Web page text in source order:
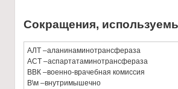
Сокращения,
АЛТ –аланинаминотрансфераза
АСТ –аспартатаминотрансфераза
ВВК –военно-врачебная комиссия
В\м –внутримышечно